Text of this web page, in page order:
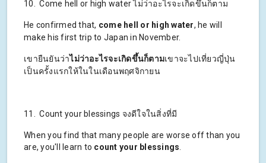
10. Come hell or high water ไม่ว่าอะไรจะเกิดขึ้นก็ตาม
He confirmed that, come hell or high water, he will
make his first trip to Japan in November.
เขายืนยันว่าไม่ว่าอะไรจะเกิดขึ้นก็ตามเขาจะไปเที่ยวญี่ปุ่น
เป็นครั้งแรกให้ในในเดือนพฤศจิกายน
11. Count your blessings จงดีใจในสิ่งที่มี
When you find that many people are worse off than you
are, you'll learn to count your blessings